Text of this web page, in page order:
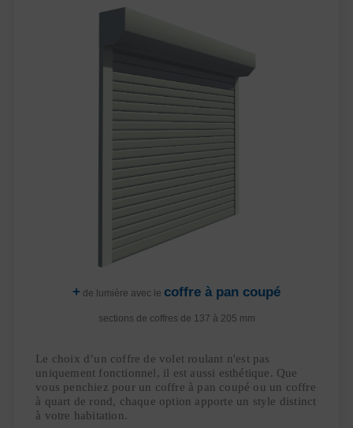
+ de lumière avec le coffre à pan coupé
sections de coffres de 137 à 205 mm
Le choix d’un coffre de volet roulant n'est pas
uniquement fonctionnel, il est aussi esthétique. Que
vous penchiez pour un coffre à pan coupé ou un coffre
à quart de rond, chaque option apporte un style distinct
à votre habitation.